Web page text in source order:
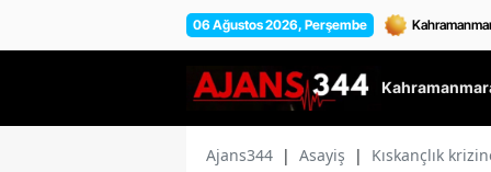
06 Ağustos 2026, Perşembe
Ajans344 | Asayiş | Kıskançlık